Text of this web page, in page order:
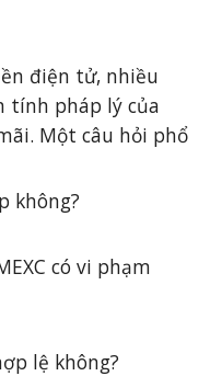
điện tử, nhiều
tính pháp lý của
Một câu hỏi phổ
không?
có vi phạm
lệ không?